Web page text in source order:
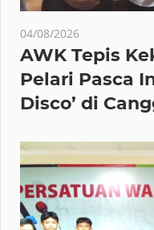
04/08/2026
AWK Tepis
Pelari Pasca
Disco’ di